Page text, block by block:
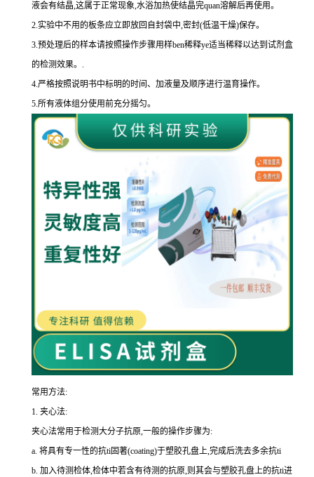
液会有结晶,这属于正常现象,水浴加热使结晶完quan溶解后再使用。
2.实验中不用的板条应立即放回自封袋中,密封(低温干燥)保存。
3.预处理后的样本请按照操作步骤用样ben稀释ye适当稀释以达到试剂盒
的检测效果。 .
4.严格按照说明书中标明的时间、加液量及顺序进行温育操作。
5.所有液体组分使用前充分摇匀。
常用方法:
1. 夹心法:
夹心法常用于检测大分子抗原,一般的操作步骤为:
a. 将具有专一性的抗ti固著(coating)于塑胶孔盘上,完成后洗去多余抗ti
b. 加入待测检体,检体中若含有待测的抗原,则其会与塑胶孔盘上的抗ti进